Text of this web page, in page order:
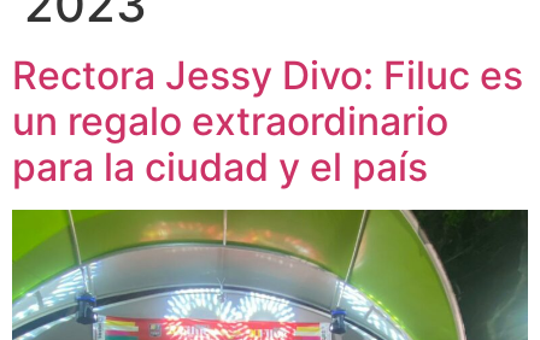
Rectora Jessy Divo: Filuc es
un regalo extraordinario
para la ciudad y el país